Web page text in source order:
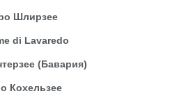
Шлирзее
di Lavaredo
(Бавария)
Кохельзее